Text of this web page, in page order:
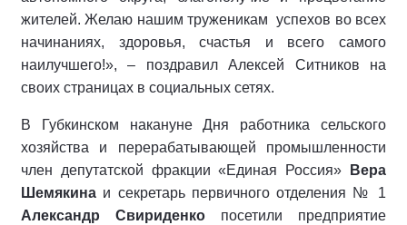
жителей. Желаю нашим труженикам успехов во всех
начинаниях, здоровья, счастья и всего самого
наилучшего!», – поздравил Алексей Ситников на
своих страницах в социальных сетях.
В Губкинском накануне Дня работника сельского
хозяйства и перерабатывающей промышленности
член депутатской фракции «Единая Россия»
Вера
Шемякина и секретарь первичного отделения № 1
Александр Свириденко посетили предприятие